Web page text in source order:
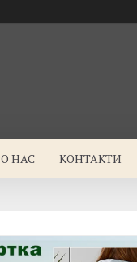
НАС КОНТАКТИ